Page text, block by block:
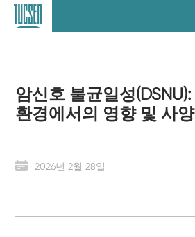
암신호 불균일성
환경에서의 영향 및 사
2026년 2월 28일